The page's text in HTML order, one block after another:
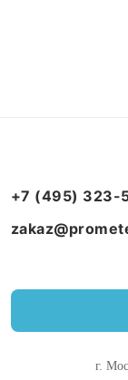
+7 (495) 323-
г.